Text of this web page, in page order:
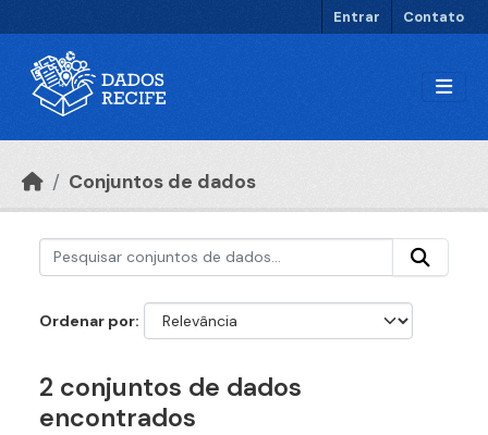
Entrar Contato
Conjuntos de dados
Ordenar por
2 conjuntos de dados
encontrados